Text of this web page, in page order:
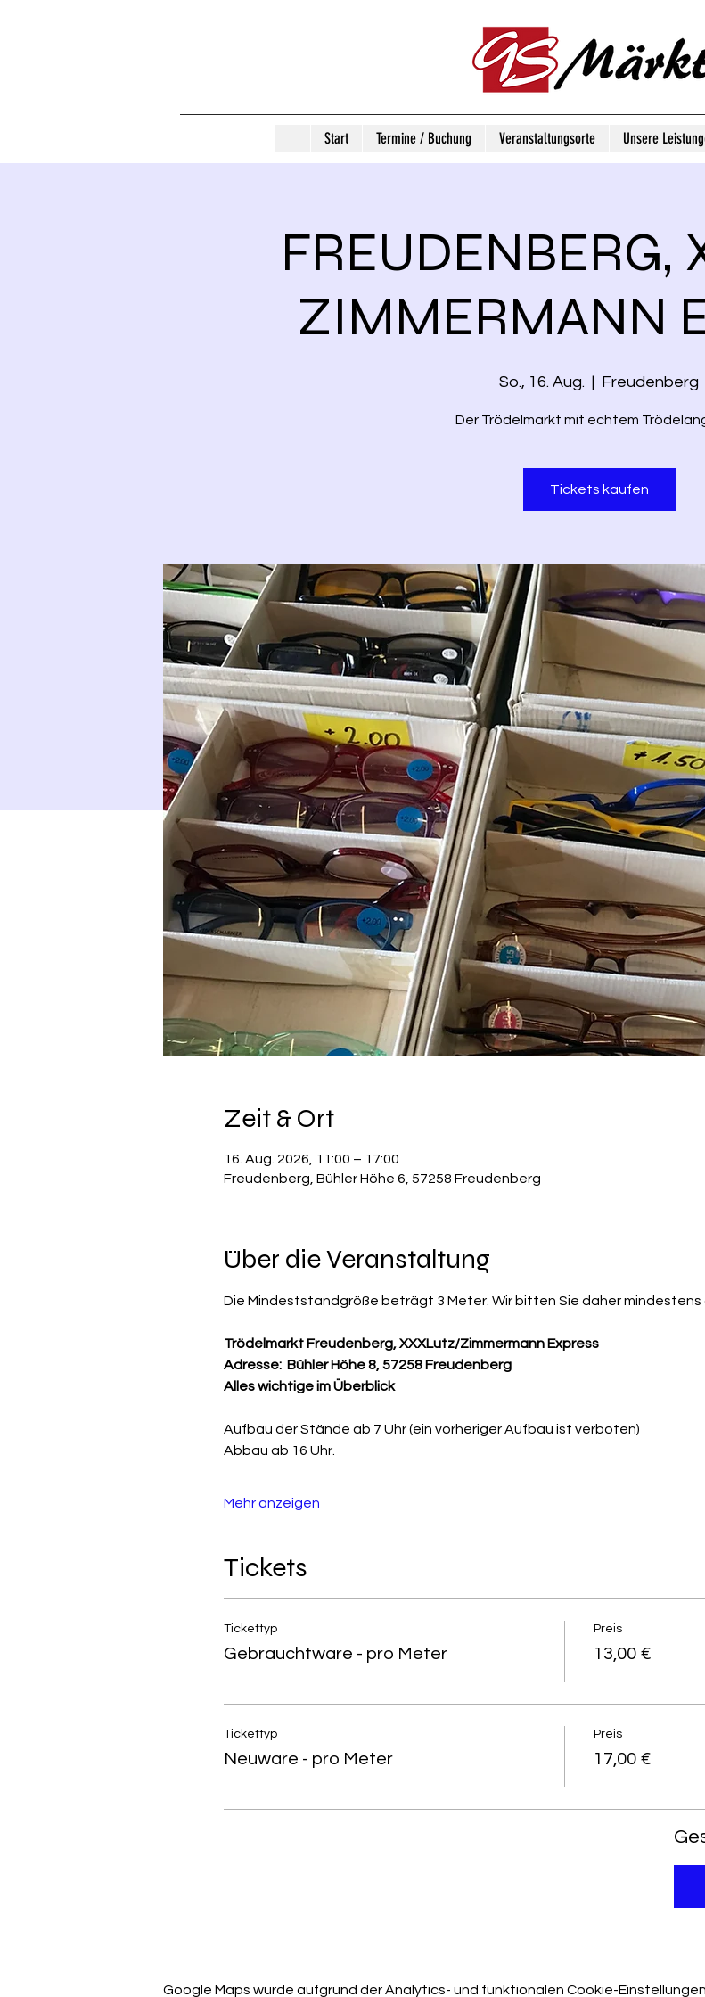
Start Termine / Buchung Veranstaltungsorte Unsere
FREUDENBERG,
ZIMMERMANN
So., 16. Aug.
  |
Freudenberg
Der Trödelmarkt mit echtem
Tickets kaufen
Zeit & Ort
16. Aug. 2026, 11:00 – 17:00
Freudenberg, Bühler Höhe 6, 57258 Freudenberg
Über die Veranstaltung
Die Mindeststandgröße beträgt 3 Meter. Wir bitten Sie daher mindestens
Trödelmarkt Freudenberg, XXXLutz/Zimmermann Express
Adresse:  Bühler Höhe 8, 57258 Freudenberg
Alles wichtige im Überblick
Aufbau der Stände ab 7 Uhr (ein vorheriger Aufbau ist verboten)
Abbau ab 16 Uhr.
Mehr anzeigen
Tickets
Tickettyp
Gebrauchtware - pro Meter
Preis
13,00 €
Tickettyp
Neuware - pro Meter
Preis
17,00 €
Google Maps wurde aufgrund der Analytics- und funktionalen Cookie-